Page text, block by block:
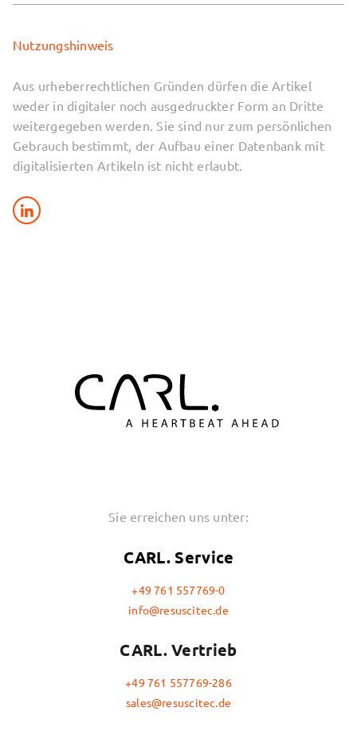
Nutzungshinweis
Aus urheberrechtlichen Gründen dürfen die Artikel
weder in digitaler noch ausgedruckter Form an Dritte
weitergegeben werden. Sie sind nur zum persönlichen
Gebrauch bestimmt, der Aufbau einer Datenbank mit
digitalisierten Artikeln ist nicht erlaubt.
Sie erreichen uns unter:
CARL. Service
+49 761 557769-0
info@resuscitec.de
CARL. Vertrieb
+49 761 557769-286
sales@resuscitec.de